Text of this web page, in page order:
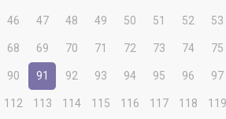
46 47 48 49 50 51 52 53
68 69 70 71 72 73 74 75
90 91 92 93 94 95 96 97
112 113 114 115 116 117 118 119